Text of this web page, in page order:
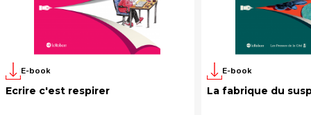
E-book
Ecrire c'est respirer
E-book
La fabrique du